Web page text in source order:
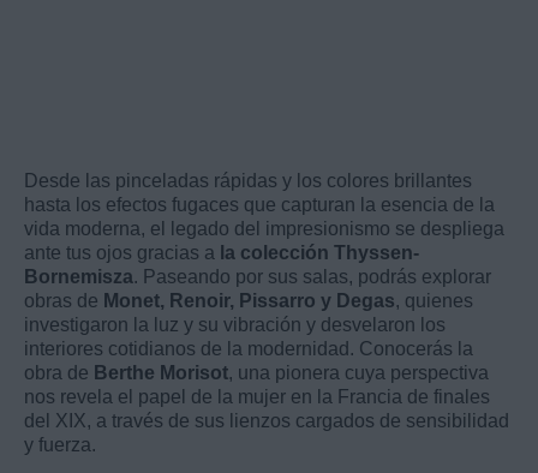
Desde las pinceladas rápidas y los colores brillantes
hasta los efectos fugaces que capturan la esencia de la
vida moderna, el legado del impresionismo se despliega
ante tus ojos gracias a la colección Thyssen-
Bornemisza. Paseando por sus salas, podrás explorar
obras de Monet, Renoir, Pissarro y Degas, quienes
investigaron la luz y su vibración y desvelaron los
interiores cotidianos de la modernidad. Conocerás la
obra de Berthe Morisot, una pionera cuya perspectiva
nos revela el papel de la mujer en la Francia de finales
del XIX, a través de sus lienzos cargados de sensibilidad
y fuerza.